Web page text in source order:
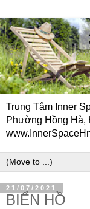
Trung Tâm Inner
Phường Hồng Hà,
21/07/2021
BIỂN HỒ